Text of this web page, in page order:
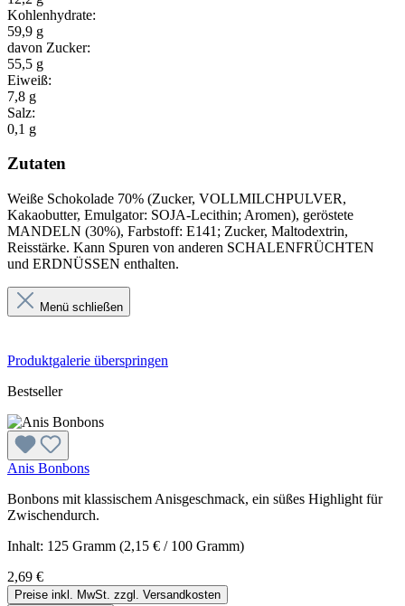
Kohlenhydrate:
59,9 g
davon Zucker:
55,5 g
Eiweiß:
7,8 g
Salz:
0,1 g
Zutaten
Weiße Schokolade 70% (Zucker, VOLLMILCHPULVER,
Kakaobutter, Emulgator: SOJA-Lecithin; Aromen), geröstete
MANDELN (30%), Farbstoff: E141; Zucker, Maltodextrin,
Reisstärke. Kann Spuren von anderen SCHALENFRÜCHTEN
und ERDNÜSSEN enthalten.
Menü schließen
Produktgalerie überspringen
Bestseller
Anis Bonbons
Bonbons mit klassischem Anisgeschmack, ein süßes Highlight für
Zwischendurch.
Inhalt: 125 Gramm (2,15 € / 100 Gramm)
2,69 €
Preise inkl. MwSt. zzgl. Versandkosten